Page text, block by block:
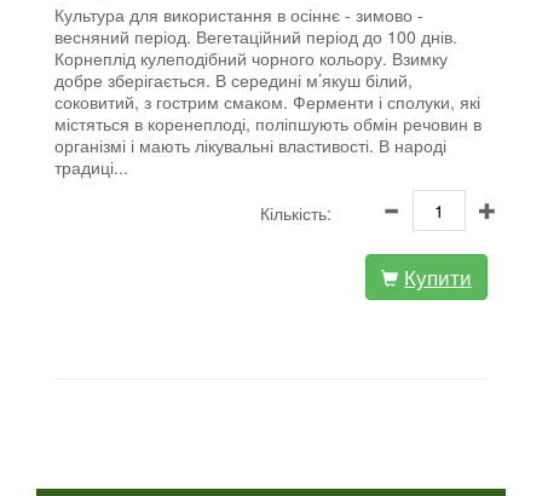
Культура для використання в осіннє - зимово -
весняний період. Вегетаційний період до 100 днів.
Корнеплід кулеподібний чорного кольору. Взимку
добре зберігається. В середині м’якуш білий,
соковитий, з гострим смаком. Ферменти і сполуки, які
містяться в коренеплоді, поліпшують обмін речовин в
організмі і мають лікувальні властивості. В народі
традиці...
Кількість:
Купити